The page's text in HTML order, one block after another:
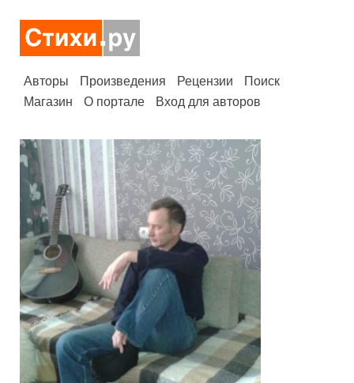
Авторы Произведения Рецензии
Поиск
Магазин
О портале Вход для авторов